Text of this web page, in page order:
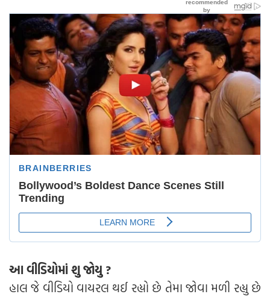
આ વીડિયોમાં શુ જોયુ ?
હાલ જે વીડિયો વાયરલ થઈ રહ્યો છે તેમા જોવા મળી રહ્યુ છે